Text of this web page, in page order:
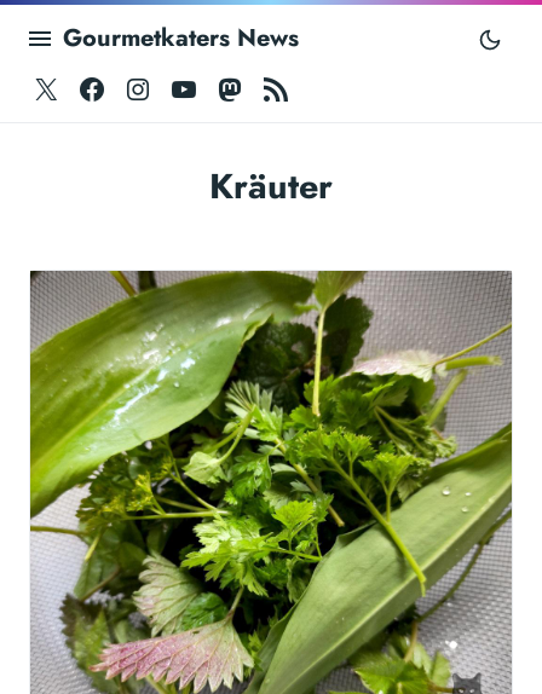
Gourmetkaters News
TwitterFacebook
Instagram
YoutubeMastodon
Kräuter